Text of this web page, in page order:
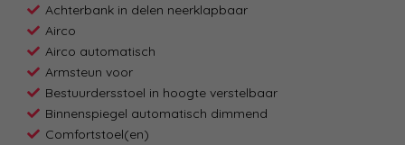
Achterbank in delen neerklapbaar
Airco
Airco automatisch
Armsteun voor
Bestuurdersstoel in hoogte verstelbaar
Binnenspiegel automatisch dimmend
Comfortstoel(en)